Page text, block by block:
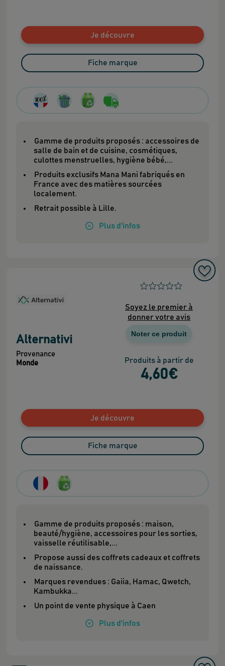
Je découvre
Fiche marque
Gamme de produits proposés : accessoires de
salle de bain et de cuisine, cosmétiques,
culottes menstruelles, hygiène bébé,...
Produits exclusifs Mana Mani fabriqués en
France avec des matières sourcées
localement.
Retrait possible à Lille.
Plus d'infos
Soyez le premier à
donner votre avis
Noter ce produit
Produits à partir de
4,60€
Alternativi
Provenance
Monde
Je découvre
Fiche marque
Gamme de produits proposés : maison,
beauté/hygiène, accessoires pour les sorties,
vaisselle réutilisable,...
Propose aussi des coffrets cadeaux et coffrets
de naissance.
Marques revendues : Gaiia, Hamac, Qwetch,
Kambukka...
Un point de vente physique à Caen
Plus d'infos